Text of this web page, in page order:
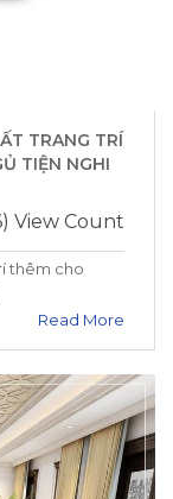
TRANG TRÍ
TIỆN NGHI
View Count
thêm cho
Read More